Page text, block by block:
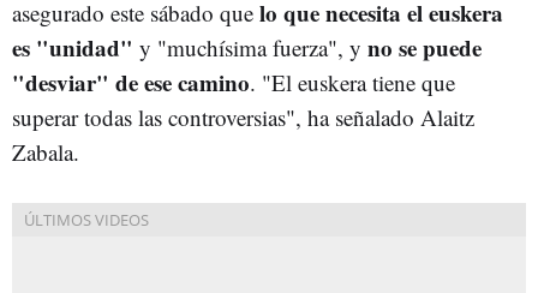
asegurado este sábado que lo que necesita el euskera
es "unidad" y "muchísima fuerza", y no se puede
"desviar" de ese camino. "El euskera tiene que
superar todas las controversias", ha señalado Alaitz
Zabala.